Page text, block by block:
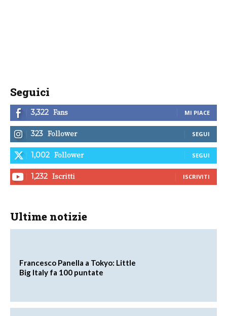
Seguici
3,322 Fans MI PIACE
323 Follower SEGUI
1,002 Follower SEGUI
1,232 Iscritti ISCRIVITI
Ultime notizie
Francesco Panella a Tokyo: Little
Big Italy fa 100 puntate